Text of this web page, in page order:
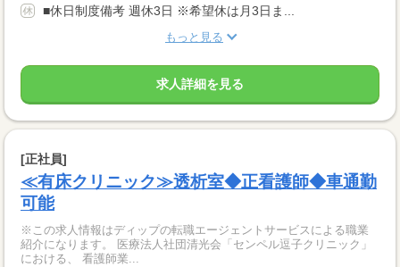
■休日制度備考 週休3日 ※希望休は月3日ま...
もっと見る
求人詳細を見る
[正社員]
≪有床クリニック≫透析室◆正看護師◆車通勤
可能
※この求人情報はディップの転職エージェントサービスによる職業
紹介になります。 医療法人社団清光会「センペル逗子クリニック」
における、 看護師業...